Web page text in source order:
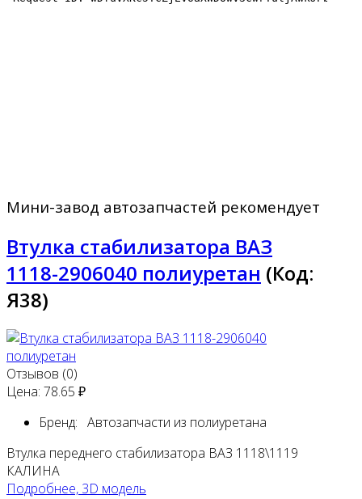
Мини-завод автозапчастей рекомендует
Втулка стабилизатора ВАЗ
1118-2906040 полиуретан (Код:
Я38)
Отзывов (0)
Цена: 78.65 ₽
Бренд: Автозапчасти из полиуретана
Втулка переднего стабилизатора ВАЗ 1118\1119
КАЛИНА
Подробнее, 3D модель